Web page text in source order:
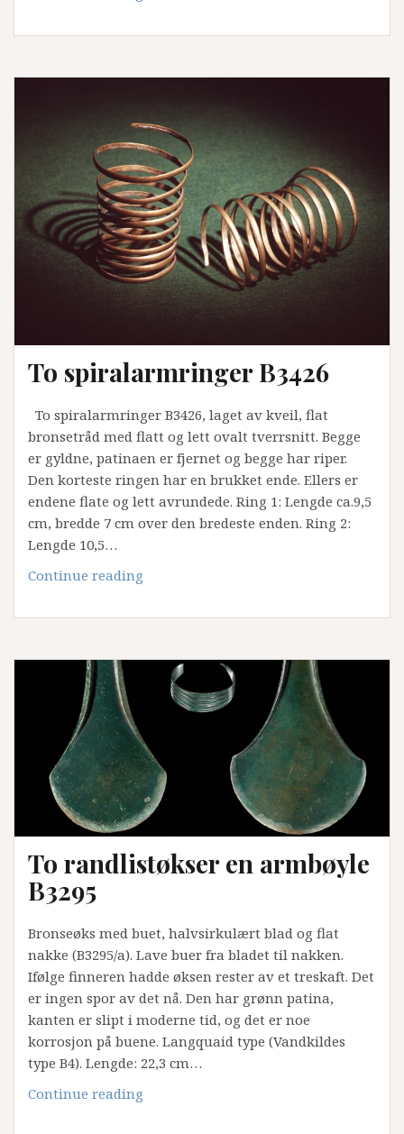
gull
To spiralarmringer B3426
To spiralarmringer B3426, laget av kveil, flat
bronsetråd med flatt og lett ovalt tverrsnitt. Begge
er gyldne, patinaen er fjernet og begge har riper.
Den korteste ringen har en brukket ende. Ellers er
endene flate og lett avrundede. Ring 1: Lengde ca.9,5
cm, bredde 7 cm over den bredeste enden. Ring 2:
Lengde 10,5…
Continue reading
B3426
To randlistøkser en armbøyle
B3295
Bronseøks med buet, halvsirkulært blad og flat
nakke (B3295/a). Lave buer fra bladet til nakken.
Ifølge finneren hadde øksen rester av et treskaft. Det
er ingen spor av det nå. Den har grønn patina,
kanten er slipt i moderne tid, og det er noe
korrosjon på buene. Langquaid type (Vandkildes
type B4). Lengde: 22,3 cm…
Continue reading